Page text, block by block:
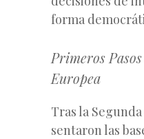
forma
Primeros
Europea
Tras la
sentaron las